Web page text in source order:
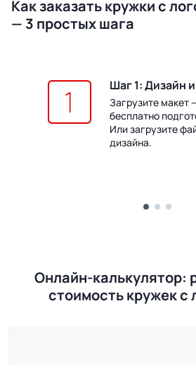
Как заказать кружки с
— 3 простых шага
Шаг 1: Дизайн
Загрузите макет
бесплатно
Или загрузите
дизайна.
Онлайн-калькулятор:
стоимость кружек с